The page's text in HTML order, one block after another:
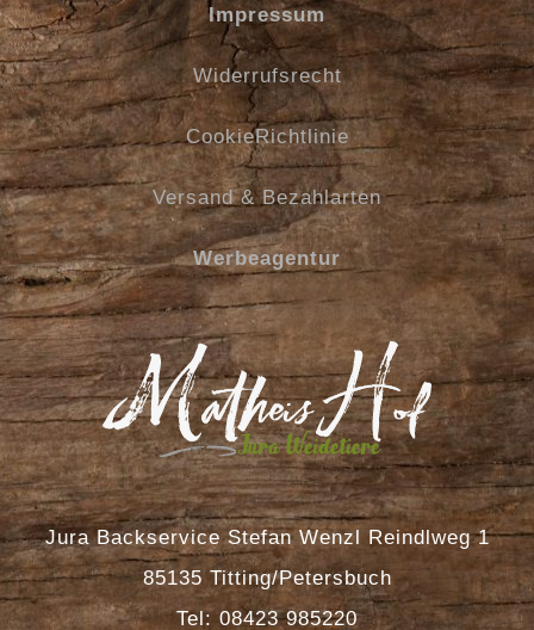
Impressum
Widerrufsrecht
CookieRichtlinie
Versand & Bezahlarten
Werbeagentur
Jura Backservice Stefan Wenzl Reindlweg 1
85135 Titting/Petersbuch
Tel: 08423 985220